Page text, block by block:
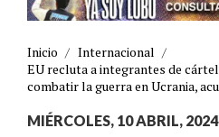
Inicio / Internacional /
EU recluta a integrantes de
combatir la guerra en Ucrania,
MIÉRCOLES, 10 ABRIL, 2024